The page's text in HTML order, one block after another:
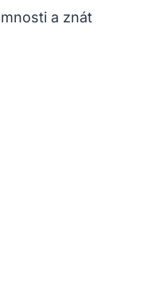
a znát